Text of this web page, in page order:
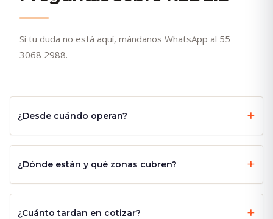
Si tu duda no está aquí, mándanos WhatsApp al 55
3068 2988.
¿Desde cuándo operan?
¿Dónde están y qué zonas cubren?
¿Cuánto tardan en cotizar?